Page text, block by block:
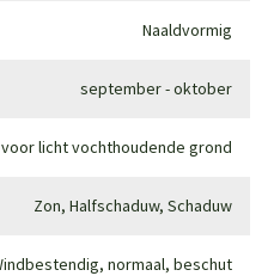
Naaldvormig
september - oktober
licht vochthoudende grond
Zon, Halfschaduw, Schaduw
normaal, beschut